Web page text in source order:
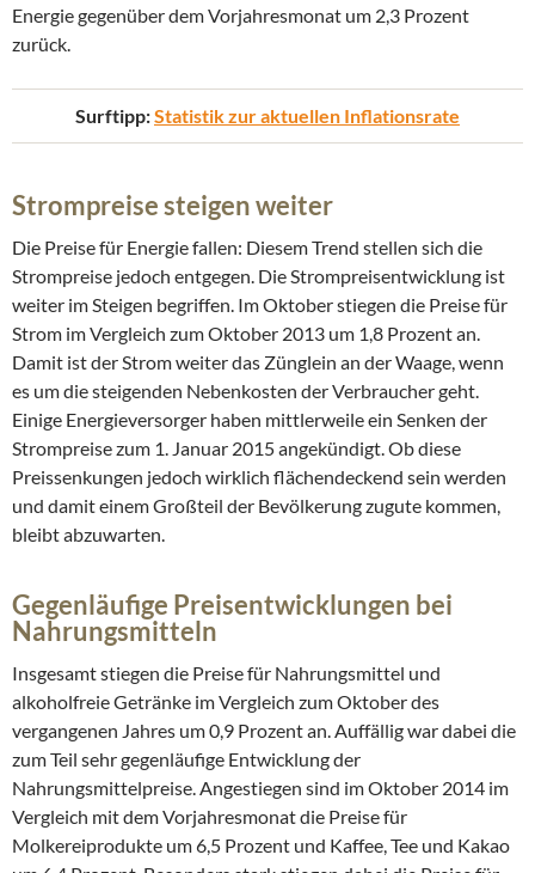
Energie gegenüber dem Vorjahresmonat um 2,3 Prozent
zurück.
Surftipp:Statistik zur aktuellen Inflationsrate
Strompreise steigen weiter
Die Preise für Energie fallen: Diesem Trend stellen sich die
Strompreise jedoch entgegen. Die Strompreisentwicklung ist
weiter im Steigen begriffen. Im Oktober stiegen die Preise für
Strom im Vergleich zum Oktober 2013 um 1,8 Prozent an.
Damit ist der Strom weiter das Zünglein an der Waage, wenn
es um die steigenden Nebenkosten der Verbraucher geht.
Einige Energieversorger haben mittlerweile ein Senken der
Strompreise zum 1. Januar 2015 angekündigt. Ob diese
Preissenkungen jedoch wirklich flächendeckend sein werden
und damit einem Großteil der Bevölkerung zugute kommen,
bleibt abzuwarten.
Gegenläufige Preisentwicklungen bei
Nahrungsmitteln
Insgesamt stiegen die Preise für Nahrungsmittel und
alkoholfreie Getränke im Vergleich zum Oktober des
vergangenen Jahres um 0,9 Prozent an. Auffällig war dabei die
zum Teil sehr gegenläufige Entwicklung der
Nahrungsmittelpreise. Angestiegen sind im Oktober 2014 im
Vergleich mit dem Vorjahresmonat die Preise für
Molkereiprodukte um 6,5 Prozent und Kaffee, Tee und Kakao